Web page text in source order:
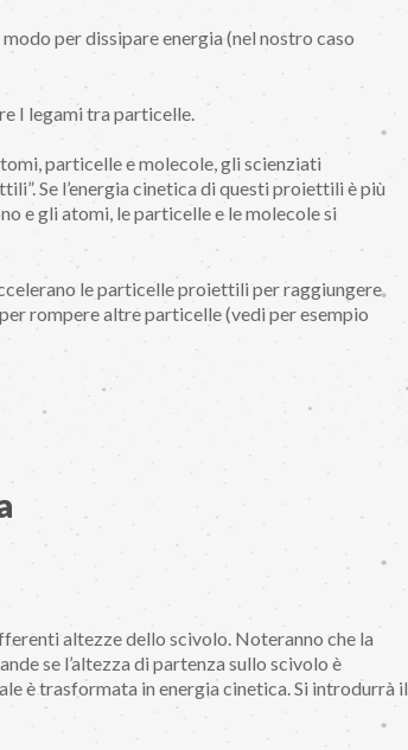
per dissipare energia (nel nostro caso
I legami tra particelle.
particelle e molecole, gli scienziati
Se l’energia cinetica di questi proiettili è più
e gli atomi, le particelle e le molecole si
le particelle proiettili per raggiungere
rompere altre particelle (vedi per esempio
altezze dello scivolo. Noteranno che la
se l’altezza di partenza sullo scivolo è
è trasformata in energia cinetica. Si introdurrà il